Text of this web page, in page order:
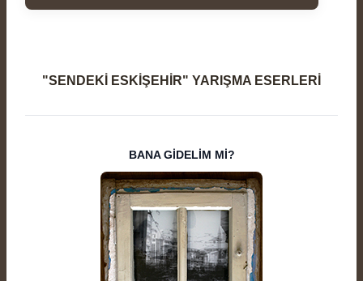
"SENDEKİ ESKİŞEHİR" YARIŞMA ESERLERİ
BANA GİDELİM Mİ?